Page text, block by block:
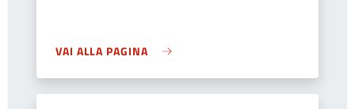
VAI ALLA PAGINA